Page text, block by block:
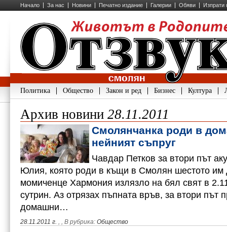
Начало За нас Новини Печатно издание Галерии Обяви Изпрати
Политика Общество Закон и ред Бизнес Култура
Архив новини 28.11.2011
Смолянчанка роди в
нейният съпруг
Чавдар Петков за втори път
Юлия, която роди в къщи в Смолян шестото им
момиченце Хармония излязло на бял свят в
сутрин. Аз отрязах пъпната връв, за втори път
домашни…
28.11.2011 г. , , В рубрика: Общество